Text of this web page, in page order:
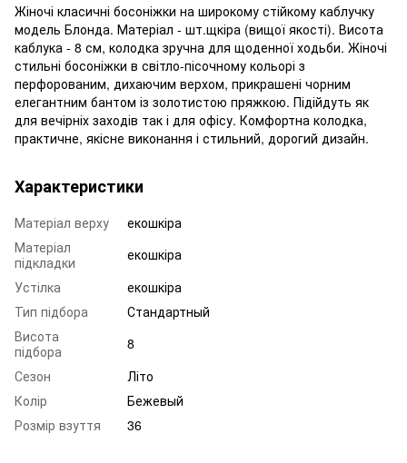
Жіночі класичні босоніжки на широкому стійкому каблучку
модель Блонда. Матеріал - шт.щкіра (вищої якості). Висота
каблука - 8 см, колодка зручна для щоденної ходьби. Жіночі
стильні босоніжки в світло-пісочному кольорі з
перфорованим, дихаючим верхом, прикрашені чорним
елегантним бантом із золотистою пряжкою. Підійдуть як
для вечірніх заходів так і для офісу. Комфортна колодка,
практичне, якісне виконання і стильний, дорогий дизайн.
Характеристики
Матеріал верху
екошкіра
Матеріал
підкладки
екошкіра
Устілка
екошкіра
Тип підбора
Стандартный
Висота
підбора
8
Сезон
Літо
Колір
Бежевый
Розмір взуття
36